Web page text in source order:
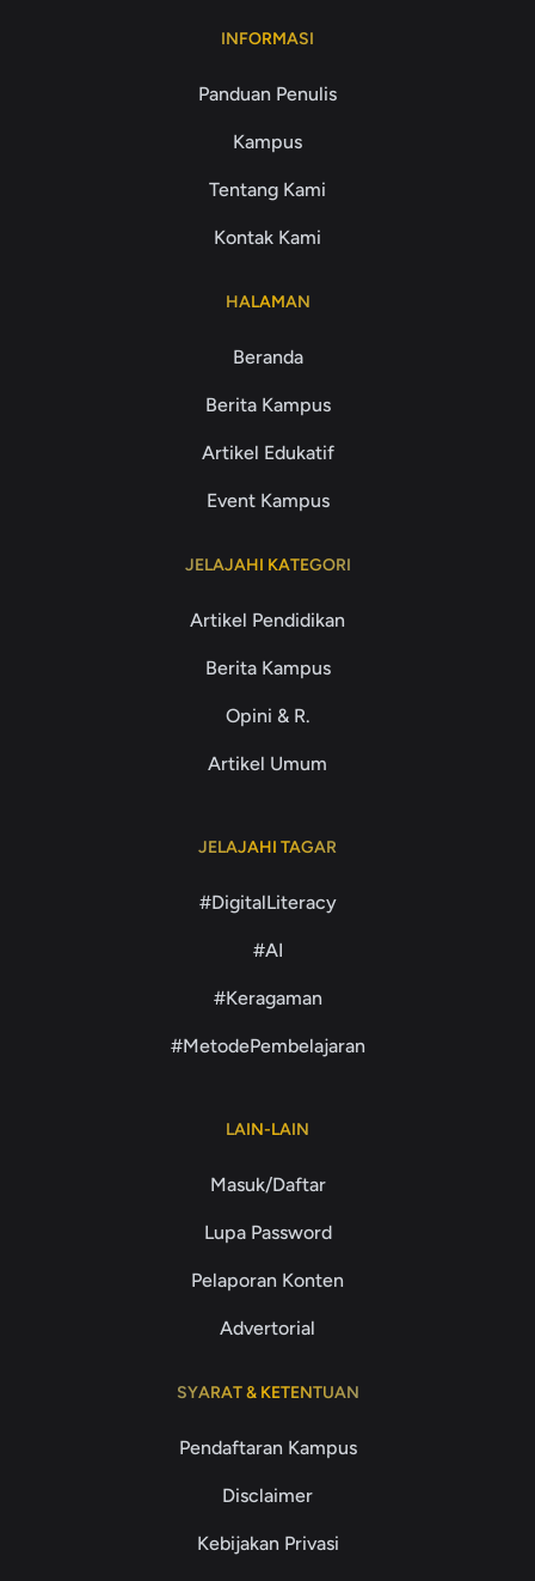
INFORMASI
Panduan Penulis
Kampus
Tentang Kami
Kontak Kami
HALAMAN
Beranda
Berita Kampus
Artikel Edukatif
Event Kampus
JELAJAHI KATEGORI
Artikel Pendidikan
Berita Kampus
Opini & R.
Artikel Umum
JELAJAHI TAGAR
#DigitalLiteracy
#AI
#Keragaman
#MetodePembelajaran
LAIN-LAIN
Masuk/Daftar
Lupa Password
Pelaporan Konten
Advertorial
SYARAT & KETENTUAN
Pendaftaran Kampus
Disclaimer
Kebijakan Privasi